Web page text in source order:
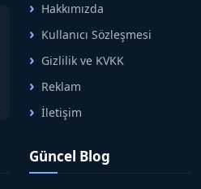
Hakkımızda
Kullanıcı Sözleşmesi
Gizlilik ve KVKK
Reklam
İletişim
Güncel Blog